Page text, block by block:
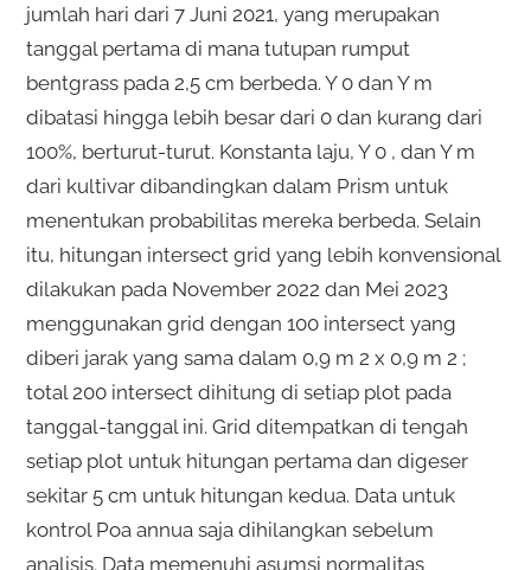
jumlah hari dari 7 Juni 2021, yang merupakan
tanggal pertama di mana tutupan rumput
bentgrass pada 2,5 cm berbeda. Y 0 dan Y m
dibatasi hingga lebih besar dari 0 dan kurang dari
100%, berturut-turut. Konstanta laju, Y 0 , dan Y m
dari kultivar dibandingkan dalam Prism untuk
menentukan probabilitas mereka berbeda. Selain
itu, hitungan intersect grid yang lebih konvensional
dilakukan pada November 2022 dan Mei 2023
menggunakan grid dengan 100 intersect yang
diberi jarak yang sama dalam 0,9 m 2 x 0,9 m 2 ;
total 200 intersect dihitung di setiap plot pada
tanggal-tanggal ini. Grid ditempatkan di tengah
setiap plot untuk hitungan pertama dan digeser
sekitar 5 cm untuk hitungan kedua. Data untuk
kontrol Poa annua saja dihilangkan sebelum
analisis. Data memenuhi asumsi normalitas